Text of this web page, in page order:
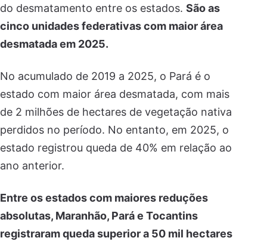
do desmatamento entre os estados. São as
cinco unidades federativas com maior área
desmatada em 2025.
No acumulado de 2019 a 2025, o Pará é o
estado com maior área desmatada, com mais
de 2 milhões de hectares de vegetação nativa
perdidos no período. No entanto, em 2025, o
estado registrou queda de 40% em relação ao
ano anterior.
Entre os estados com maiores reduções
absolutas, Maranhão, Pará e Tocantins
registraram queda superior a 50 mil hectares